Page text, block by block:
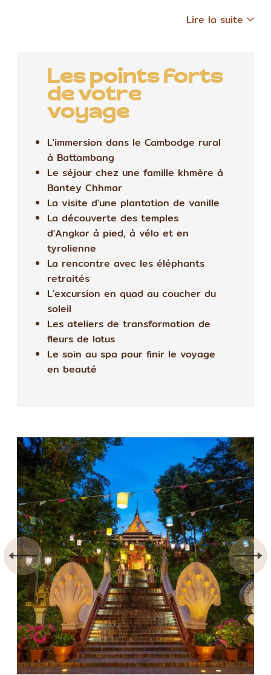
Lire la suite
Les points forts
de votre
voyage
L'immersion dans le Cambodge rural
à Battambang
Le séjour chez une famille khmère à
Bantey Chhmar
La visite d'une plantation de vanille
La découverte des temples
d'Angkor à pied, à vélo et en
tyrolienne
La rencontre avec les éléphants
retraités
L'excursion en quad au coucher du
soleil
Les ateliers de transformation de
fleurs de lotus
Le soin au spa pour finir le voyage
en beauté